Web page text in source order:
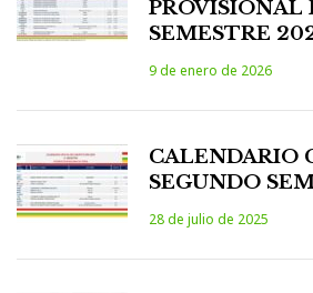
PROVISIONAL
SEMESTRE
9 de enero de 2026
CALENDARIO
SEGUNDO
28 de julio de 2025